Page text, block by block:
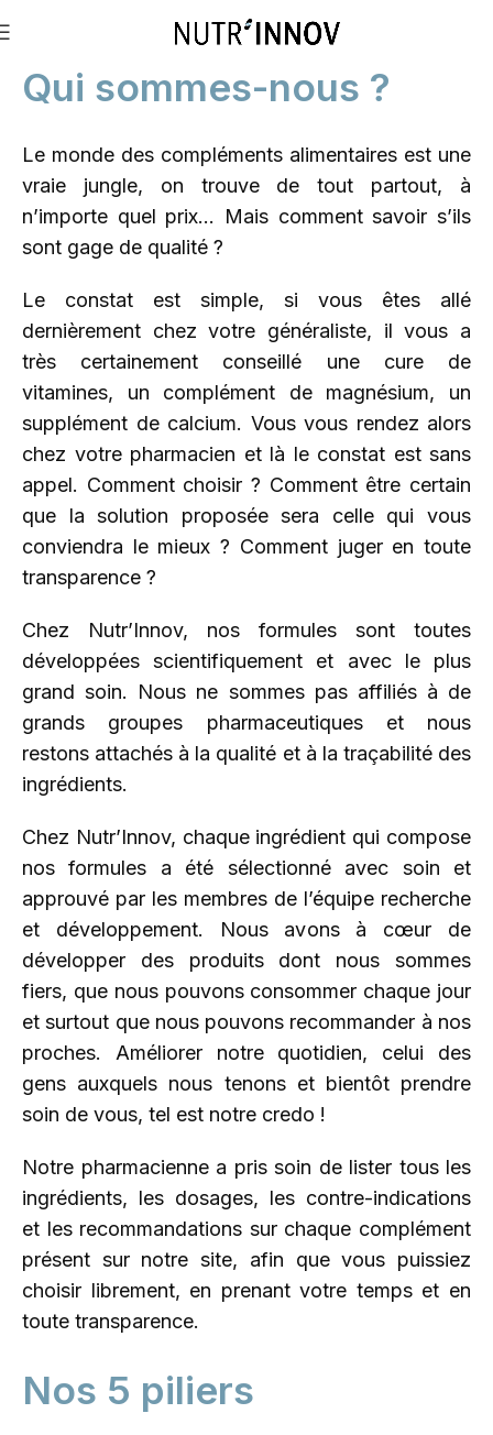
Qui sommes-nous ?
Le monde des compléments alimentaires est une
vraie jungle, on trouve de tout partout, à
n’importe quel prix… Mais comment savoir s’ils
sont gage de qualité ?
Le constat est simple, si vous êtes allé
dernièrement chez votre généraliste, il vous a
très certainement conseillé une cure de
vitamines, un complément de magnésium, un
supplément de calcium. Vous vous rendez alors
chez votre pharmacien et là le constat est sans
appel. Comment choisir ? Comment être certain
que la solution proposée sera celle qui vous
conviendra le mieux ? Comment juger en toute
transparence ?
Chez Nutr’Innov, nos formules sont toutes
développées scientifiquement et avec le plus
grand soin. Nous ne sommes pas affiliés à de
grands groupes pharmaceutiques et nous
restons attachés à la qualité et à la traçabilité des
ingrédients.
Chez Nutr’Innov, chaque ingrédient qui compose
nos formules a été sélectionné avec soin et
approuvé par les membres de l’équipe recherche
et développement. Nous avons à cœur de
développer des produits dont nous sommes
fiers, que nous pouvons consommer chaque jour
et surtout que nous pouvons recommander à nos
proches. Améliorer notre quotidien, celui des
gens auxquels nous tenons et bientôt prendre
soin de vous, tel est notre credo !
Notre pharmacienne a pris soin de lister tous les
ingrédients, les dosages, les contre-indications
et les recommandations sur chaque complément
présent sur notre site, afin que vous puissiez
choisir librement, en prenant votre temps et en
toute transparence.
Nos 5 piliers